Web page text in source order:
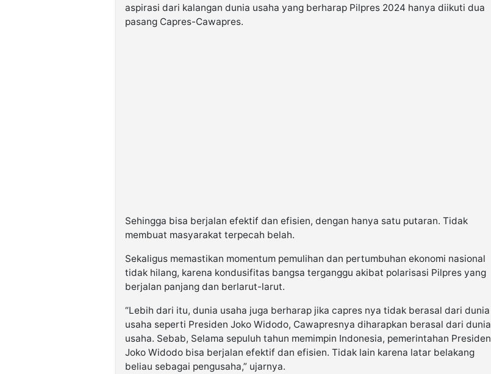
aspirasi dari kalangan dunia usaha yang berharap Pilpres 2024 hanya diikuti dua
pasang Capres-Cawapres.
Sehingga bisa berjalan efektif dan efisien, dengan hanya satu putaran. Tidak
membuat masyarakat terpecah belah.
Sekaligus memastikan momentum pemulihan dan pertumbuhan ekonomi nasional
tidak hilang, karena kondusifitas bangsa terganggu akibat polarisasi Pilpres yang
berjalan panjang dan berlarut-larut.
“Lebih dari itu, dunia usaha juga berharap jika capres nya tidak berasal dari dunia
usaha seperti Presiden Joko Widodo, Cawapresnya diharapkan berasal dari dunia
usaha. Sebab, Selama sepuluh tahun memimpin Indonesia, pemerintahan Presiden
Joko Widodo bisa berjalan efektif dan efisien. Tidak lain karena latar belakang
beliau sebagai pengusaha,” ujarnya.